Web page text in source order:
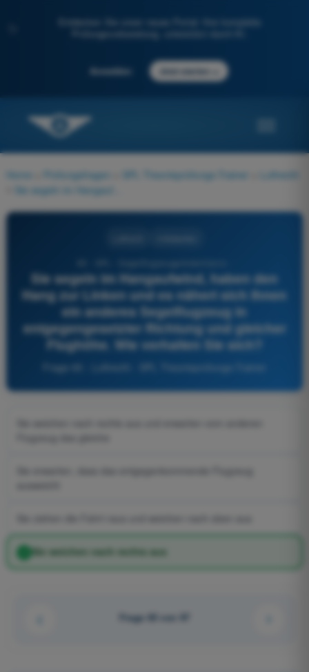
Entdecken Sie unser neues Portal: Ihre komplette
Prüfungsvorbereitung, unterstützt durch KI.
Anmelden Jetzt starten
Home Prüfungsfragen SPL Theorieprüfungs-Trainer
Luftrecht
Sie segeln im Hangaufwind, haben den
Hang zur Linken und es nähert sich Ihnen
ein anderes Segelflugzeug in
entgegengesetzter Richtung und gleicher
Flughöhe. Wie verhalten Sie sich?
Frage 65 - Luftrecht - SPL Theorieprüfungs-Trainer
Sie weichen nach rechts aus
Frage 65 von 97